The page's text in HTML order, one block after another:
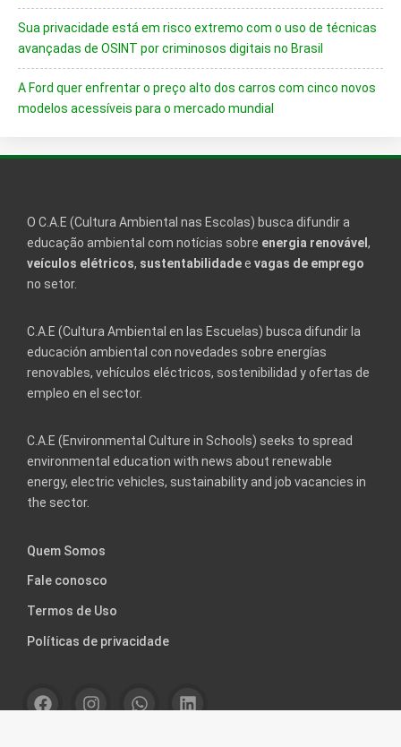
Sua privacidade está em risco extremo com o uso de técnicas
avançadas de OSINT por criminosos digitais no Brasil
A Ford quer enfrentar o preço alto dos carros com cinco novos
modelos acessíveis para o mercado mundial
O C.A.E (Cultura Ambiental nas Escolas) busca difundir a
educação ambiental com notícias sobre energia renovável ,
veículos elétricos, sustentabilidadee vagas de emprego
no setor.
C.A.E (Cultura Ambiental en las Escuelas) busca difundir la
educación ambiental con novedades sobre energías
renovables, vehículos eléctricos, sostenibilidad y ofertas de
empleo en el sector.
C.A.E (Environmental Culture in Schools) seeks to spread
environmental education with news about renewable
energy, electric vehicles, sustainability and job vacancies in
the sector.
Quem Somos
Fale conosco
Termos de Uso
Políticas de privacidade